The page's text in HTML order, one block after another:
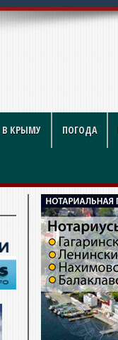
КРЫМУ ПОГОДА